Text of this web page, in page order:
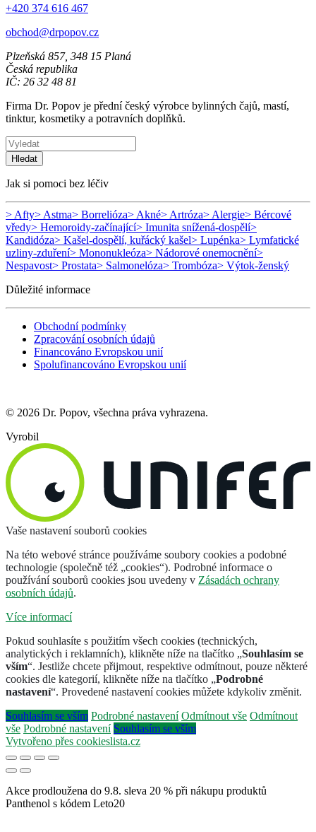
+420 374 616 467
obchod@drpopov.cz
Plzeňská 857, 348 15 Planá
Česká republika
IČ: 26 32 48 81
Firma Dr. Popov je přední český výrobce bylinných čajů, mastí,
tinktur, kosmetiky a potravních doplňků.
Hledat
Jak si pomoci bez léčiv
> Afty> Astma> Borrelióza> Akné> Artróza> Alergie> Bércové
vředy> Hemoroidy-začínající> Imunita snížená-dospělí>
Kandidóza> Kašel-dospělí, kuřácký kašel> Lupénka> Lymfatické
uzliny-zduření> Mononukleóza> Nádorové onemocnění>
Nespavost> Prostata> Salmonelóza> Trombóza> Výtok-ženský
Důležité informace
Obchodní podmínky
Zpracování osobních údajů
Financováno Evropskou unií
Spolufinancováno Evropskou unií
© 2026 Dr. Popov, všechna práva vyhrazena.
Vyrobil
Vaše nastavení souborů cookies
Na této webové stránce používáme soubory cookies a podobné
technologie (společně též „cookies“). Podrobné informace o
používání souborů cookies jsou uvedeny v Zásadách ochrany
osobních údajů.
Více informací
Pokud souhlasíte s použitím všech cookies (technických,
analytických i reklamních), klikněte níže na tlačítko „Souhlasím se
vším“. Jestliže chcete přijmout, respektive odmítnout, pouze některé
cookies dle kategorií, klikněte níže na tlačítko „Podrobné
nastavení“. Provedené nastavení cookies můžete kdykoliv změnit.
Souhlasím se vším Podrobné nastavení Odmítnout vše Odmítnout
vše Podrobné nastavení Souhlasím se vším
Vytvořeno přes cookieslista.cz
Akce prodloužena do 9.8. sleva 20 % při nákupu produktů
Panthenol s kódem Leto20